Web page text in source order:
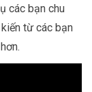
các bạn chu
từ các bạn